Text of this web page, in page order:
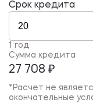
Срок кредита
1 год
Сумма кредита
27 708 ₽
*Расчет не
окончательные